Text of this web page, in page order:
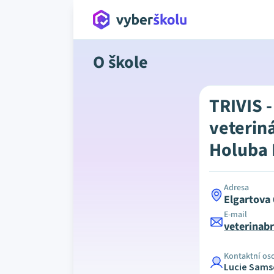
O škole
TRIVIS
Holuba
Adresa
E-mail
Kontaktní
Lucie